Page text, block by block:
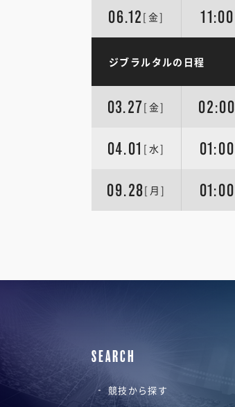
06.12 [金] 11:00
ジブラルタルの日程
03.27[金] 02:00
04.01 [水] 01:00
09.28[月] 01:00
SEARCH
競技から探す